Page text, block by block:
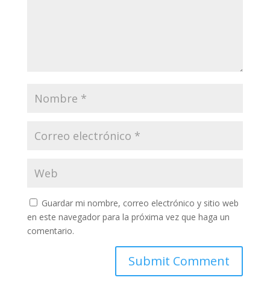
Guardar mi nombre, correo electrónico y sitio web
en este navegador para la próxima vez que haga un
comentario.